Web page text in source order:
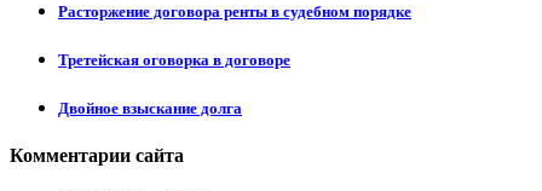
Расторжение договора ренты в судебном порядке
Третейская оговорка в договоре
Двойное взыскание долга
Комментарии сайта